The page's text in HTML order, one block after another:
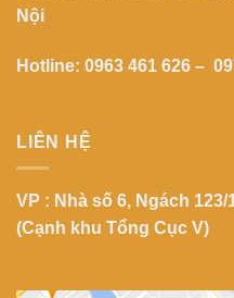
Nội
Hotline: 0963 461 626 –
LIÊN HỆ
VP : Nhà số 6, Ngách
(Cạnh khu Tổng Cục V)